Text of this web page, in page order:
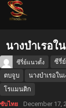
นางบำเรอใ
ซีรี่ย์แนวตั้ง ซีรี่
ตบจูบ
นางบำเรอใน
โรแมนติก
ซับไทย December 17,